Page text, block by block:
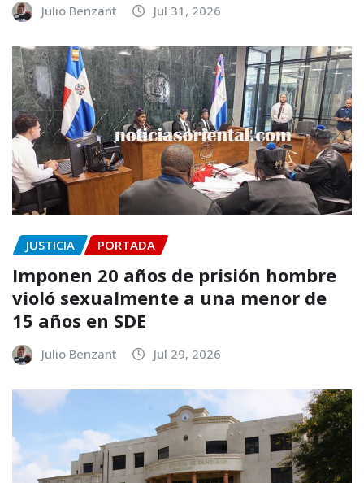
Julio Benzant Jul 31, 2026
JUSTICIA PORTADA
Imponen 20 años de prisión hombre
violó sexualmente a una menor de
15 años en SDE
Julio Benzant Jul 29, 2026